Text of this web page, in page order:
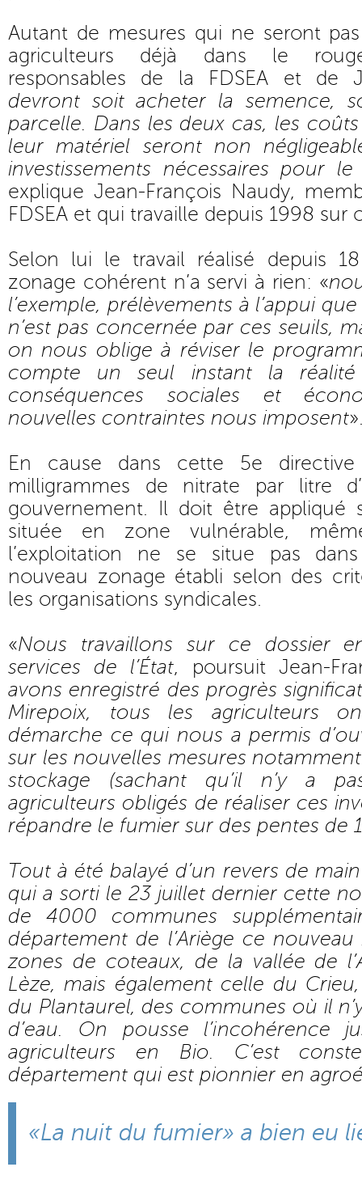
Autant de mesures qui ne seront
agriculteurs déjà dans le
responsables de la FDSEA et de
devront soit acheter la semence,
parcelle. Dans les deux cas, les
leur matériel seront non
investissements nécessaires pour
explique Jean-François Naudy,
FDSEA et qui travaille depuis 1998 sur
Selon lui le travail réalisé depuis
zonage cohérent n’a servi à rien: «
l’exemple, prélèvements à l’appui
n’est pas concernée par ces seuils,
on nous oblige à réviser le
compte un seul instant la
conséquences sociales et
nouvelles contraintes nous imposent
En cause dans cette 5e
milligrammes de nitrate par litre
gouvernement. Il doit être appliqué
située en zone vulnérable,
l’exploitation ne se situe pas
nouveau zonage établi selon des
les organisations syndicales.
«Nous travaillons sur ce dossier
services de l’État, poursuit Jean-
avons enregistré des progrès
Mirepoix, tous les agriculteurs
démarche ce qui nous a permis
sur les nouvelles mesures
stockage (sachant qu’il n’y a
agriculteurs obligés de réaliser ces
répandre le fumier sur des pentes de
Tout à été balayé d’un revers de
qui a sorti le 23 juillet dernier cette
de 4000 communes
département de l’Ariège ce nouveau
zones de coteaux, de la vallée de
Lèze, mais également celle du
du Plantaurel, des communes où il
d’eau. On pousse l’incohérence
agriculteurs en Bio. C’est
département qui est pionnier en
«La nuit du fumier» a bien eu